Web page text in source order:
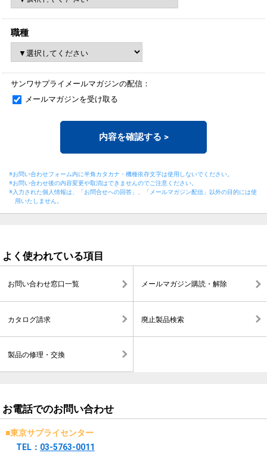
職種
サンワサプライメールマガジンの配信：
メールマガジンを受け取る
内容を確認する >
※お問い合わせフォーム内に半角カタカナ・機種依存文字は使用しないでください。
※お問い合わせ後の内容変更や取消はできませんのでご注意ください。
※入力された個人情報は、「お問合せへの回答」、「メールマガジン配信」以外の目的には使
用いたしません。
よく使われている項目
お問い合わせ窓口一覧 メールマガジン購読・解除
カタログ請求 廃止製品検索
製品の修理・交換
お電話でのお問い合わせ
■東京サプライセンター
TEL： 03-5763-0011